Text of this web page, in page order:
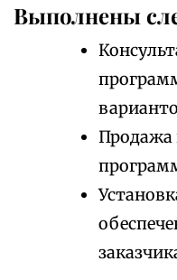
Выполнены